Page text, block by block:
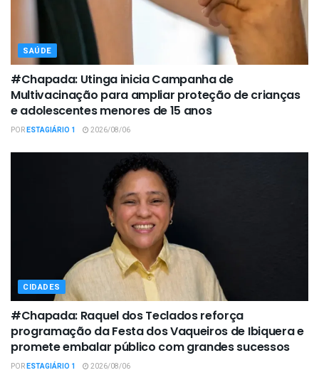
SAÚDE
#Chapada: Utinga inicia Campanha de
Multivacinação para ampliar proteção de crianças
e adolescentes menores de 15 anos
PORESTAGIÁRIO 1 2026/08/06
CIDADES
#Chapada: Raquel dos Teclados reforça
programação da Festa dos Vaqueiros de Ibiquera e
promete embalar público com grandes sucessos
PORESTAGIÁRIO 1 2026/08/06